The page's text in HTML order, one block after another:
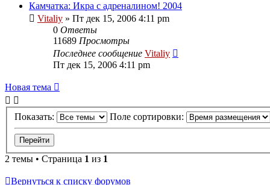
Камчатка: Икра с адреналином! 2004
Vitaliy » Пт дек 15, 2006 4:11 pm
0 Ответы
11689 Просмотры
Последнее сообщение Vitaliy
Пт дек 15, 2006 4:11 pm
Новая тема
Показать: Поле сортировки:
2 темы • Страница 1 из 1
Вернуться к списку форумов